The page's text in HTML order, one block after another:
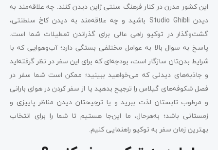
پرسش‌های متداول
این کشور مدرن در کنار فرهنگ سنتی ژاپن دیدن کنند. چه علاقه‌مند به
دیدن Studio Ghibli باشید و چه علاقه‌مند به دیدن کاخ سلطنتی،
گشت‌و‌گذار در توکیو راهی عالی برای گذراندن تعطیلات شما است.
پاسخ به سوال بالا به عوامل مختلفی بستگی دارد؛ آب‌وهوایی که با
شرایط بدن‌تان سازگار است، بودجه‌ای که برای این سفر در نظر گرفته‌اید
و جاذبه‌های دیدنی که می‌خواهید ببینید؛ ممکن است شما سفر در
فصل شکوفه‌های گیلاس را ترجیح بدهید یا از سفر کردن در هوای بارانی
و مرطوب تابستان لذت ببرید و یا ترجیحتان دیدن مناظر پاییزی و
زمستانی باشد؛ به‌هرحال، ما این‌جا هستیم تا شما را برای انتخاب
بهترین زمان سفر به توکیو راهنمایی کنیم.